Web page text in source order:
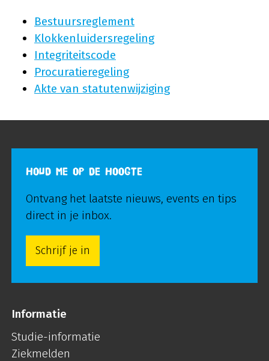
Bestuursreglement
Klokkenluidersregeling
Integriteitscode
Procuratieregeling
Akte van statutenwijziging
HOUD ME OP DE HOOGTE
Ontvang het laatste nieuws, events en tips
direct in je inbox.
Schrijf je in
Informatie
Studie-informatie
Ziekmelden